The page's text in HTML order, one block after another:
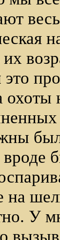
их
это
охоты
на
У